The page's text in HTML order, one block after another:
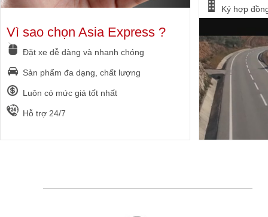
Vì sao chọn Asia Express ?
Đặt xe dễ dàng và nhanh chóng
Sản phẩm đa dạng, chất lượng
Luôn có mức giá tốt nhất
Hỗ trợ 24/7
Ký hợp